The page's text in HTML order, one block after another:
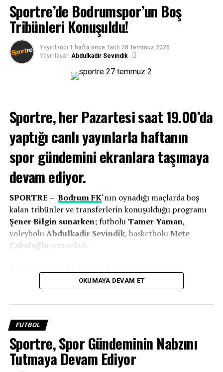
Sportre’de Bodrumspor’un Boş
Tribünleri Konuşuldu!
Yayınlandı 1 hafta önce Tarih 28 Temmuz 2026
Yayınlayan Abdulkadir Sevindik
Sportre, her Pazartesi saat 19.00’da
yaptığı canlı yayınlarla haftanın
spor gündemini ekranlara taşımaya
devam ediyor.
SPORTRE – Bodrum FK‘nın oynadığı maçlarda boş
kalan tribünler ve transferlerin konuşulduğu programı
Şener Bilgin sunarken; futbolu Tamer Yaman,
voleyboluAbdulkadir Sevindik, basketboluMete
Çakaloğlu yorumladı.
takip edebilirsiniz!
OKUMAYA DEVAM ET
FUTBOL
Sportre, Spor Gündeminin Nabzını
Tutmaya Devam Ediyor